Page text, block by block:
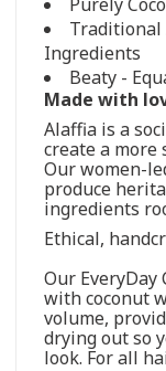
Traditional
Ingredients
Beaty -
Made with
Alaffia is a
create a
Our women-
produce
ingredients
Ethical,
Our EveryDay
with coconut
volume,
drying out so
look. For all